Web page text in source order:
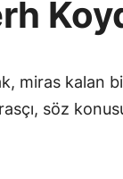
miras kalan
söz